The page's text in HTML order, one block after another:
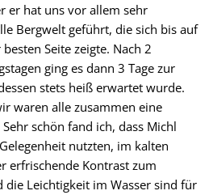
er hat uns vor allem sehr
Bergwelt geführt, die sich bis auf
Seite zeigte. Nach 2
ging es dann 3 Tage zur
stets heiß erwartet wurde.
waren alle zusammen eine
schön fand ich, dass Michl
nutzten, im kalten
erfrischende Kontrast zum
Leichtigkeit im Wasser sind für